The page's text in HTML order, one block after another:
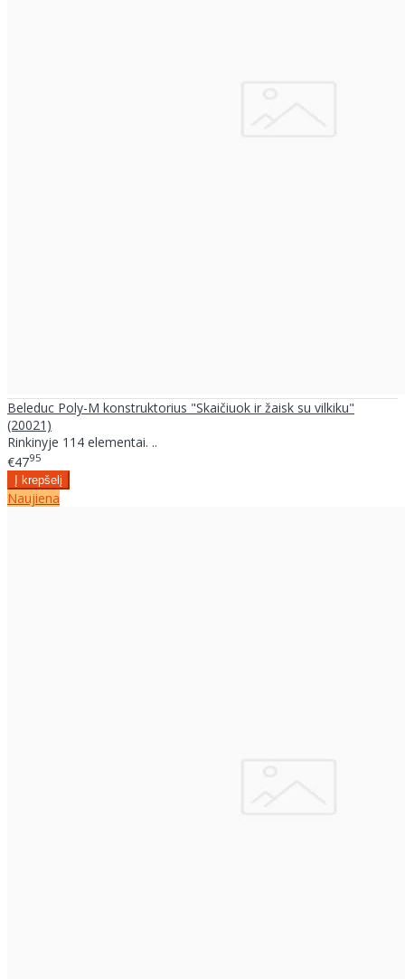
Beleduc Poly-M konstruktorius "Skaičiuok ir žaisk su vilkiku"
(20021)
Rinkinyje 114 elementai. ..
€4795
Naujiena